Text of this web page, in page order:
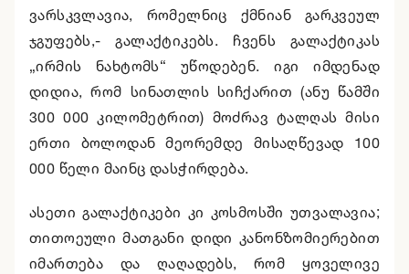
ვარსკვლავია, რომელნიც ქმნიან გარკვეულ
ჯგუფებს,- გალაქტიკებს. ჩვენს გალაქტიკას
„ირმის ნახტომს“ უწოდებენ. იგი იმდენად
დიდია, რომ სინათლის სიჩქარით (ანუ წამში
300 000 კილომეტრით) მოძრავ ტალღას მისი
ერთი ბოლოდან მეორემდე მისაღწევად 100
000 წელი მაინც დასჭირდება.
ასეთი გალაქტიკები კი კოსმოსში უთვალავია;
თითოეული მათგანი დიდი კანონზომიერებით
იმართება და ღაღადებს, რომ ყოველივე